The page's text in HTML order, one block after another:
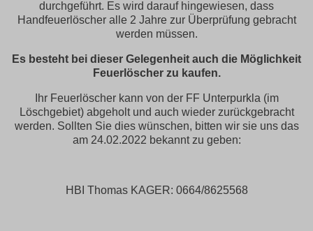
durchgeführt. Es wird darauf hingewiesen, dass
Handfeuerlöscher alle 2 Jahre zur Überprüfung gebracht
werden müssen.
Es besteht bei dieser Gelegenheit auch die Möglichkeit
Feuerlöscher zu kaufen.
Ihr Feuerlöscher kann von der FF Unterpurkla (im
Löschgebiet) abgeholt und auch wieder zurückgebracht
werden. Sollten Sie dies wünschen, bitten wir sie uns das
am 24.02.2022 bekannt zu geben:
HBI Thomas KAGER: 0664/8625568